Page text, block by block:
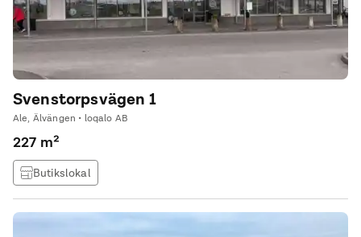
Svenstorpsvägen 1
Ale, Älvängen • loqalo AB
227 m²
Butikslokal